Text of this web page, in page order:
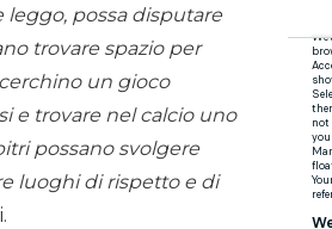
leggo, possa disputare
trovare spazio per
un gioco
e trovare nel calcio uno
possano svolgere
luoghi di rispetto e di